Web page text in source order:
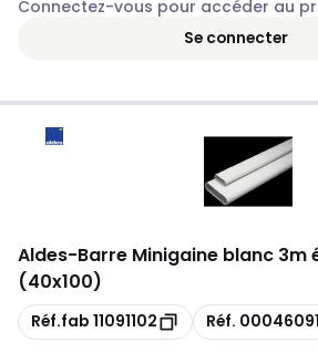
Connectez-vous pour accéder au
Se connecter
Aldes-Barre Minigaine blanc 3m
(40x100)
Copie
Réf.fab 11091102 Copie
Réf.